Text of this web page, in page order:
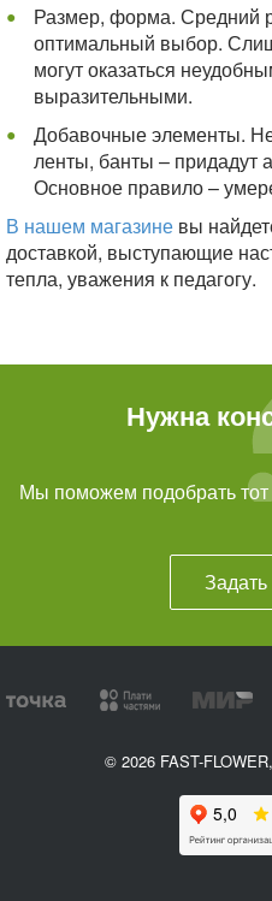
Размер, форма. Средний
оптимальный выбор.
могут оказаться
выразительными.
Добавочные элементы.
ленты, банты – придадут
Основное правило –
В нашем магазине вы
доставкой, выступающие
тепла, уважения к педагогу.
Нужна
Мы поможем подобрать
© 2026 FAST-